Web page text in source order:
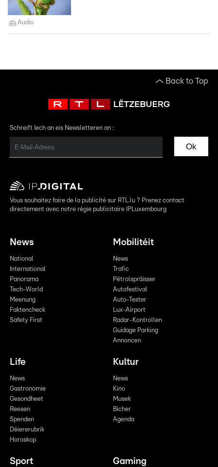
Audio
Back to Top
Schreift Iech an eis Newsletteren an :
Ok
Vous souhaitez faire de la publicité sur RTL.lu ? Prenez contact
directement avec notre régie publicitaire IPLuxembourg
News
National
International
Panorama
Tech-World
Meenung
Faktencheck
Safety First
Mobilitéit
News
Trafic
Pëtrolspräisser
Autofestival
Auto-Tester
Lux-Airport
Radar-Kontrollen
Guidage Parking
Annoncen
Life
News
Gastronomie
Gesondheet
Reesen
Spenden
Déiererubrik
Horoskop
Kultur
News
Kino
Musek
Bicher
Agenda
Sport Gaming